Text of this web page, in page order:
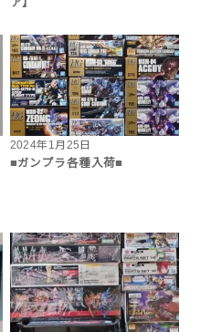
ア】
2024年1月25日
■ガンプラ各種入荷■